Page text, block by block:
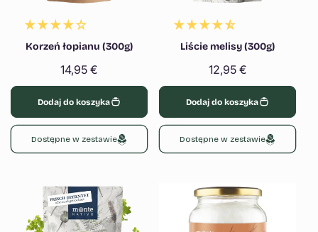
Korzeń łopianu (300g)
Cena
regularna
14,95 €
Dodaj do koszyka
Dostępne w zestawie
Liście melisy (300g)
Cena
regularna
12,95 €
Dodaj do koszyka
Dostępne w zestawie